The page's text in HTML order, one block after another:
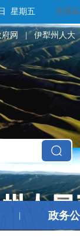
星期五 无障碍
网 | 伊犁州人大
政务